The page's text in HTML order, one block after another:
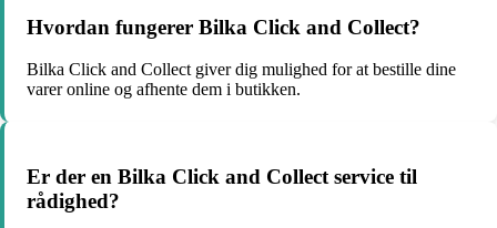
Hvordan fungerer Bilka Click and Collect?
Bilka Click and Collect giver dig mulighed for at bestille dine
varer online og afhente dem i butikken.
Er der en Bilka Click and Collect service til
rådighed?